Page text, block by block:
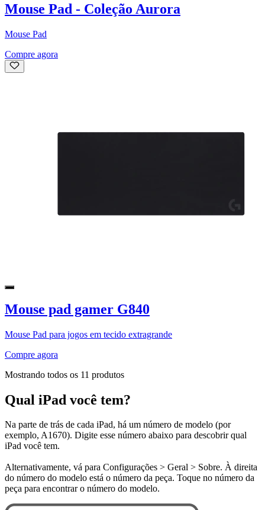
Mouse Pad - Coleção Aurora
Mouse Pad
Compre agora
Mouse pad gamer G840
Mouse Pad para jogos em tecido extragrande
Compre agora
Mostrando todos os 11 produtos
Qual iPad você tem?
Na parte de trás de cada iPad, há um número de modelo (por
exemplo, A1670). Digite esse número abaixo para descobrir qual
iPad você tem.
Alternativamente, vá para Configurações > Geral > Sobre. À direita
do número do modelo está o número da peça. Toque no número da
peça para encontrar o número do modelo.